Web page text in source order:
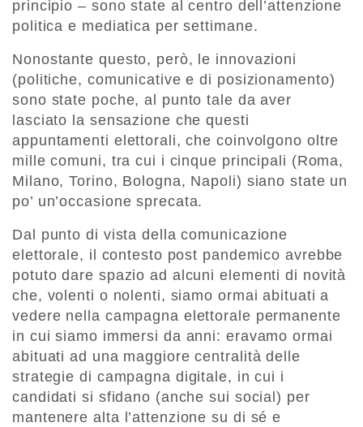
principio – sono state al centro dell’attenzione
politica e mediatica per settimane.
Nonostante questo, però, le innovazioni
(politiche, comunicative e di posizionamento)
sono state poche, al punto tale da aver
lasciato la sensazione che questi
appuntamenti elettorali, che coinvolgono oltre
mille comuni, tra cui i cinque principali (Roma,
Milano, Torino, Bologna, Napoli) siano state un
po’ un’occasione sprecata.
Dal punto di vista della comunicazione
elettorale, il contesto post pandemico avrebbe
potuto dare spazio ad alcuni elementi di novità
che, volenti o nolenti, siamo ormai abituati a
vedere nella campagna elettorale permanente
in cui siamo immersi da anni: eravamo ormai
abituati ad una maggiore centralitàdelle
strategie di campagna digitale, in cui i
candidati si sfidano (anche sui social) per
mantenere alta l’attenzione su di sé e